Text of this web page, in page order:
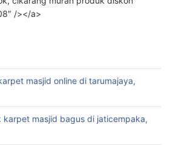
/></a>
masjid online di tarumajaya,
masjid bagus di jaticempaka,